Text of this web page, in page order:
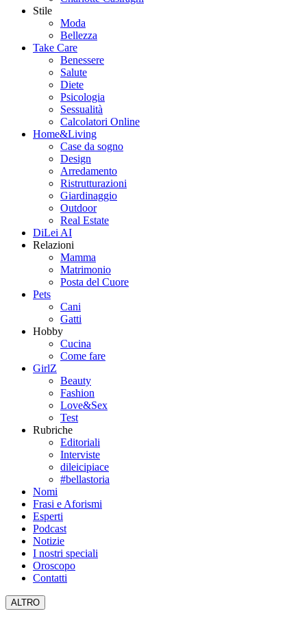
Stile
Moda
Bellezza
Take Care
Benessere
Salute
Diete
Psicologia
Sessualità
Calcolatori Online
Home&Living
Case da sogno
Design
Arredamento
Ristrutturazioni
Giardinaggio
Outdoor
Real Estate
DiLei AI
Relazioni
Mamma
Matrimonio
Posta del Cuore
Pets
Cani
Gatti
Hobby
Cucina
Come fare
GirlZ
Beauty
Fashion
Love&Sex
Test
Rubriche
Editoriali
Interviste
dileicipiace
#bellastoria
Nomi
Frasi e Aforismi
Esperti
Podcast
Notizie
I nostri speciali
Oroscopo
Contatti
ALTRO